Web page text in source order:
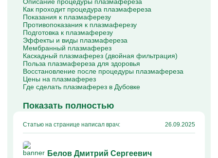
Капельницы Преднизолона
Цераксон капельница
Капельница Церебролизин
Капельница Мильгамма
Капельница Цефтриаксон
Капельница Ципрофлоксацин
Капельница Рингер
Как проходит процедура плазмафереза
Показания к плазмаферезу
Противопоказания к плазмаферезу
Подготовка к плазмаферезу
Эффекты и виды плазмафереза
Мембранный плазмаферез
Каскадный плазмаферез (двойная фильтрация)
Польза плазмафереза для здоровья
Восстановление после процедуры плазмафереза
Цены на плазмаферез
Где сделать плазмаферез в Дубовке
Показать полностью
Статью на странице написал врач: 26.09.2025
Белов Дмитрий Сергеевич